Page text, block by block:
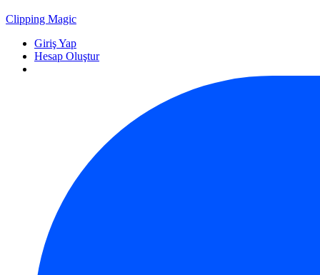
Clipping Magic
Giriş Yap
Hesap Oluştur